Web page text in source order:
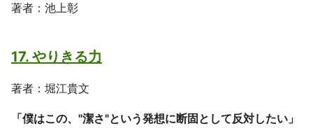
著者：池上彰
17. やりきる力
著者：堀江貴文
「僕はこの、"潔さ"という発想に断固として反対したい」